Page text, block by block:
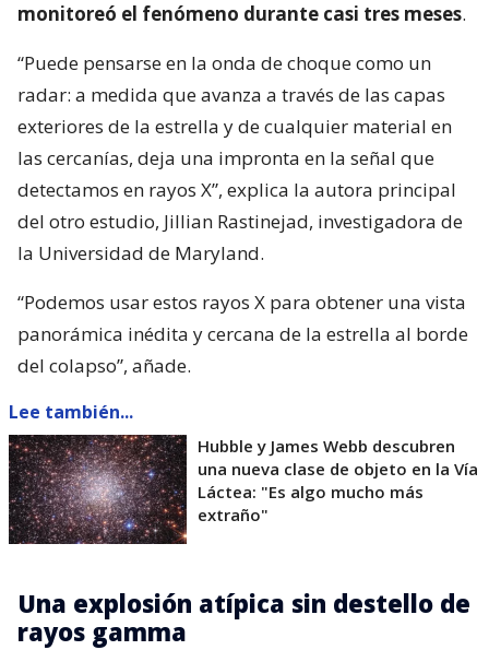
monitoreó el fenómeno durante casi tres meses.
“Puede pensarse en la onda de choque como un
radar: a medida que avanza a través de las capas
exteriores de la estrella y de cualquier material en
las cercanías, deja una impronta en la señal que
detectamos en rayos X”, explica la autora principal
del otro estudio, Jillian Rastinejad, investigadora de
la Universidad de Maryland.
“Podemos usar estos rayos X para obtener una vista
panorámica inédita y cercana de la estrella al borde
del colapso”, añade.
Lee también...
Hubble y James Webb descubren
una nueva clase de objeto en la Vía
Láctea: "Es algo mucho más
extraño"
Una explosión atípica sin destello de
rayos gamma